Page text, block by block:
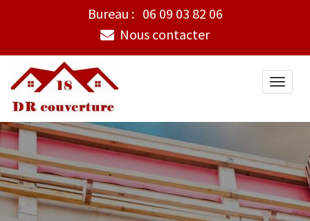
Bureau : 06 09 03 82 06
Nous contacter
Toggle